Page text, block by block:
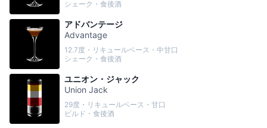
シェーク・食後酒
アドバンテージ
Advantage
12.7度・リキュールベース・中甘口
シェーク・食後酒
ユニオン・ジャック
Union Jack
29度・リキュールベース・甘口
ビルド・食後酒